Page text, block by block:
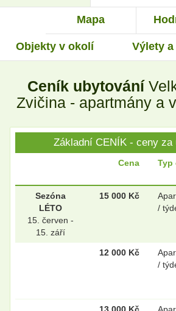
Mapa
Objekty v okolí Výlety
Ceník ubytování
Zvičina - apartmány a
Základní CENÍK - ceny za
Cena Typ
Sezóna
LÉTO
15. červen -
15. září
15 000 Kč
/
12 000 Kč
/
13 000 Kč